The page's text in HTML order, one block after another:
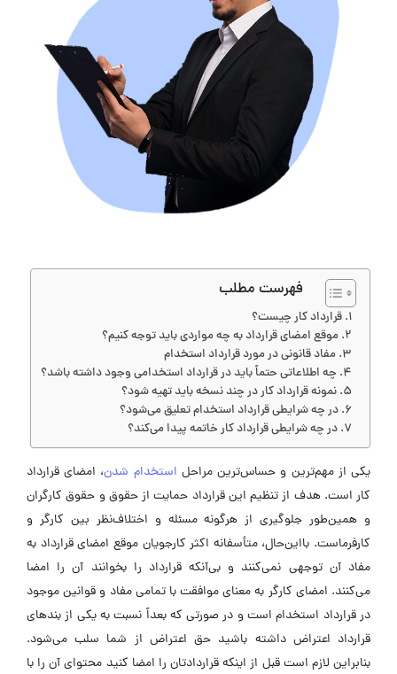
فهرست مطلب
قرارداد کار چیست؟
موقع امضای قرارداد به چه مواردی باید توجه کنیم؟
مفاد قانونی در مورد قرارداد استخدام
چه اطلاعاتی حتماً باید در قرارداد استخدامی وجود داشته باشد؟
نمونه قرارداد کار در چند نسخه باید تهیه شود؟
در چه شرایطی قرارداد استخدام تعلیق می‌شود؟
در چه شرایطی قرارداد کار خاتمه پیدا می‌کند؟
یکی از مهم‌ترین و حساس‌ترین مراحل استخدام شدن، امضای قرارداد
کار است. هدف از تنظیم این قرارداد حمایت از حقوق و حقوق کارگران
و همین‌طور جلوگیری از هرگونه مسئله و اختلاف‌نظر بین کارگر و
کارفرماست. بااین‌حال، متأسفانه اکثر کارجویان موقع امضای قرارداد به
مفاد آن توجهی نمی‌کنند و بی‌آنکه قرارداد را بخوانند آن را امضا
می‌کنند. امضای کارگر به معنای موافقت با تمامی مفاد و قوانین موجود
در قرارداد استخدام است و در صورتی که بعداً نسبت به یکی از بندهای
قرارداد اعتراض داشته باشید حق اعتراض از شما سلب می‌شود.
بنابراین لازم است قبل از اینکه قراردادتان را امضا کنید محتوای آن را با